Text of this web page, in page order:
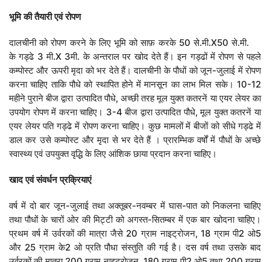
भूमि की तैयारी एवं रोपण
दालचीनी को रोपण करने के लिए भूमि को साफ़ करके 50 से.मी.X50 से.मी.
के गड्ढे 3 मी.X 3मी. के अन्तराल पर खोद देते हैं। इन गड्ढों में रोपण से पहले
कम्पोस्ट और ऊपरी मृदा को भर देते हैं। दालचीनी के पौधों को जून-जुलाई में रोपण
करना चाहिए ताकि पौधे को स्थापित होने में मानसून का लाभ मिल सके। 10-12
महीने पुराने बीज द्वारा उत्पादित पौधे, अच्छी तरह मूल युक्त कतरनें या एयर लेयर का
उपयोग रोपण में करना चाहिए। 3-4 बीज द्वारा उत्पादित पौधे, मूल युक्त कतरनें या
एयर लेयर पति गड्ढे में रोपण करना चाहिए। कुछ मामलों में बीजों को सीधे गड्ढे में
डाल कर उसे कम्पोस्ट और मृदा से भर देते हैं । प्रारम्भिक वर्षों में पौधों के अच्छे
स्वास्थ्य एवं उपयुक्त वृद्धि के लिए आंशिक छाया प्रदान करना चाहिए।
खाद एवं संवर्धन प्रक्रियाएं
वर्ष में दो बार जून-जुलाई तथा अक्तूबर-नवम्बर में घास-पात को निकलना चाहिए
तथा पौधों के चारों ओर की मिट्टी को अगस्त-सितम्बर में एक बार खोदना चाहिए।
प्रथम वर्ष में उर्वरकों की मात्रा जैसे 20 ग्राम नाइट्रोजन, 18 ग्राम पी2 ओ5
और 25 ग्राम के2 ओ प्रति पौधा संस्तुति की गई है। दस वर्ष तथा उसके बाद